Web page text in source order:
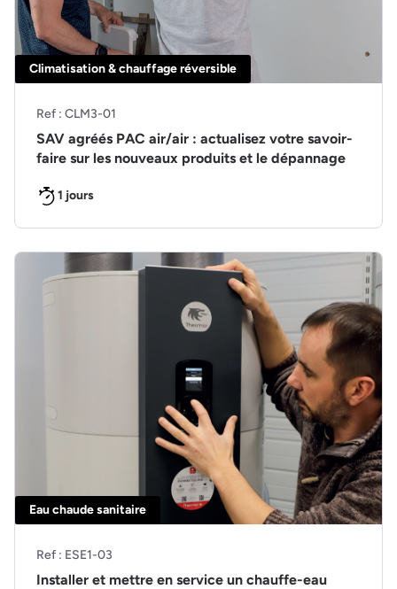
Ref : CLM3-01
SAV agréés PAC air/air : actualisez votre savoir-
faire sur les nouveaux produits et le dépannage
1 jours
Climatisation & chauffage réversible
Ref : ESE1-03
Installer et mettre en service un chauffe-eau
Eau chaude sanitaire